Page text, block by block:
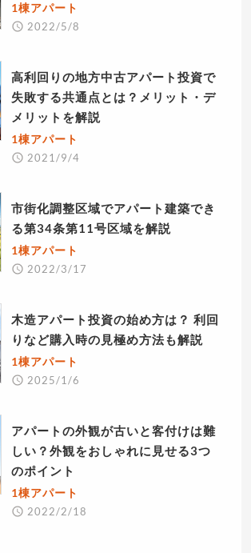
1棟アパート
2022/5/8
高利回りの地方中古アパート投資で
失敗する共通点とは？メリット・デ
メリットを解説
1棟アパート
2021/9/4
市街化調整区域でアパート建築でき
る第34条第11号区域を解説
1棟アパート
2022/3/17
木造アパート投資の始め方は？ 利回
りなど購入時の見極め方法も解説
1棟アパート
2025/1/6
アパートの外観が古いと客付けは難
しい？外観をおしゃれに見せる3つ
のポイント
1棟アパート
2022/2/18